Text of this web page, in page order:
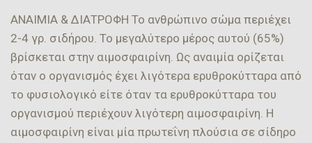
ΑΝΑΙΜΙΑ & ΔΙΑΤΡΟΦΗ Το ανθρώπινο σώμα περιέχει
2-4 γρ. σιδήρου. Το μεγαλύτερο μέρος αυτού (65%)
βρίσκεται στην αιμοσφαιρίνη. Ως αναιμία ορίζεται
όταν ο οργανισμός έχει λιγότερα ερυθροκύτταρα από
το φυσιολογικό είτε όταν τα ερυθροκύτταρα του
οργανισμού περιέχουν λιγότερη αιμοσφαιρίνη. Η
αιμοσφαιρίνη είναι μία πρωτεΐνη πλούσια σε σίδηρο